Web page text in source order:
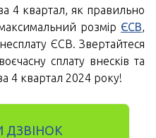
4 квартал, як правильно
розмір ЄСВ,
ЄСВ. Звертайтеся
сплату внесків та
4 квартал 2024 року!
ДЗВІНОК